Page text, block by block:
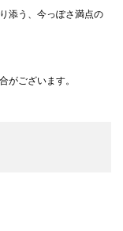
添う、今っぽさ満点の
がございます。